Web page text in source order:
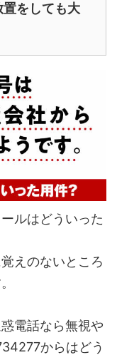
をしても大
ルはどういった
えのないところ
電話なら無視や
からはどう